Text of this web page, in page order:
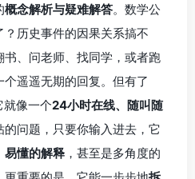
概念解析与疑难解答。数学公
历史事件的因果关系搞不
、问老师、找同学，或者跑
遥遥无期的回复。但有了
就像一个24小时在线、随叫随
的问题，只要你输入进去，它
易懂的解释 ，甚至是多角度的